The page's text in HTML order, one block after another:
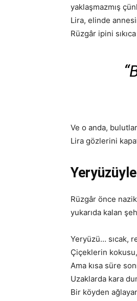
yaklaşmazmış
Lira, elinde
Rüzgâr ipini
Ve o anda,
Lira gözlerini
Rüzgâr önce
yukarıda kalan
Yeryüzü… sıcak,
Çiçeklerin
Ama kısa süre
Uzaklarda kara
Bir köyden